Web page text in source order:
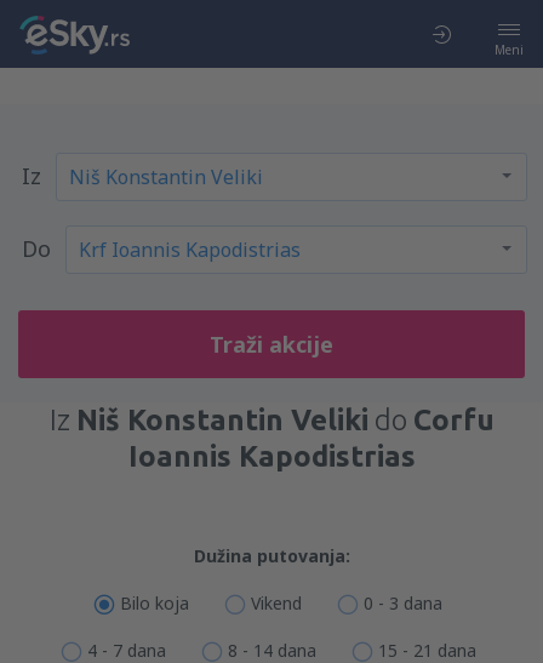
Meni
Iz
Do
Traži akcije
Iz Niš Konstantin Veliki do Corfu
Ioannis Kapodistrias
Dužina putovanja:
Bilo koja Vikend 0 - 3 dana
4 - 7 dana 8 - 14 dana 15 - 21 dana